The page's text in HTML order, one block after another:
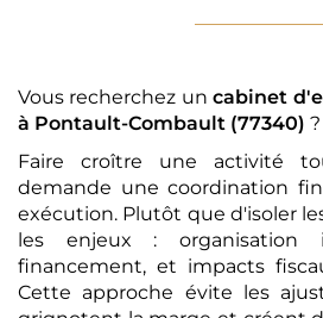
Vous recherchez uncabinet
à Pontault-Combault (77340) ?
Faire croître une activité
demande une coordination
exécution. Plutôt que d'isoler
les enjeux : organisation
financement, et impacts
Cette approche évite les